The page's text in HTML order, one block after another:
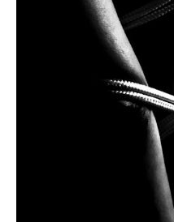
las múltiples
Read More